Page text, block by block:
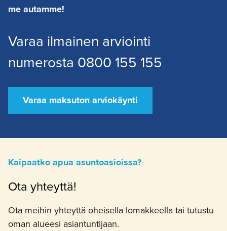
me autamme!
Varaa ilmainen arviointi
numerosta 0800 155 155
Varaa maksuton arviokäynti
Kaipaatko apua asuntoasioissa?
Ota yhteyttä!
Ota meihin yhteyttä oheisella lomakkeella tai tutustu
oman alueesi asiantuntijaan.